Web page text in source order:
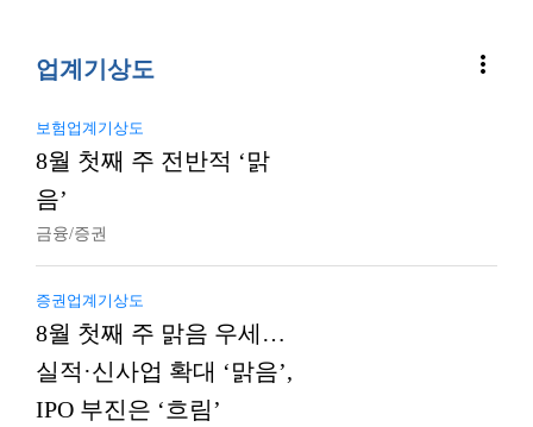
업계기상도 more_vert
보험업계기상도
8월 첫째 주 전반적 ‘맑
음’
금융/증권
증권업계기상도
8월 첫째 주 맑음 우세…
실적·신사업 확대 ‘맑음’,
IPO 부진은 ‘흐림’